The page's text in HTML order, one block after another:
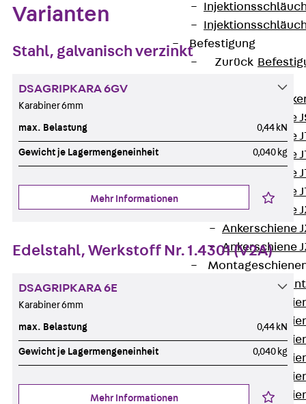
Befestigung
Zurück
Ankerschiene
Ankerschiene
Ankerschiene
Ankerschiene
Ankerschiene
Ankerschiene
Ankerschiene
Ankerschiene
Varianten
Stahl, galvanisch verzinkt
DSAGRIPKARA 6GV
Karabiner 6mm
max. Belastung 0,44 kN
Gewicht je Lagermengeneinheit 0,040 kg
Mehr Informationen
Edelstahl, Werkstoff Nr. 1.4301 (V2A)
DSAGRIPKARA 6E
Karabiner 6mm
max. Belastung 0,44 kN
Gewicht je Lagermengeneinheit 0,040 kg
Mehr Informationen